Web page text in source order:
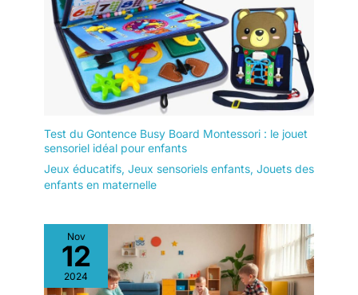
Test du Gontence Busy Board Montessori : le jouet
sensoriel idéal pour enfants
Jeux éducatifs, Jeux sensoriels enfants, Jouets des
enfants en maternelle
Nov
12
2024